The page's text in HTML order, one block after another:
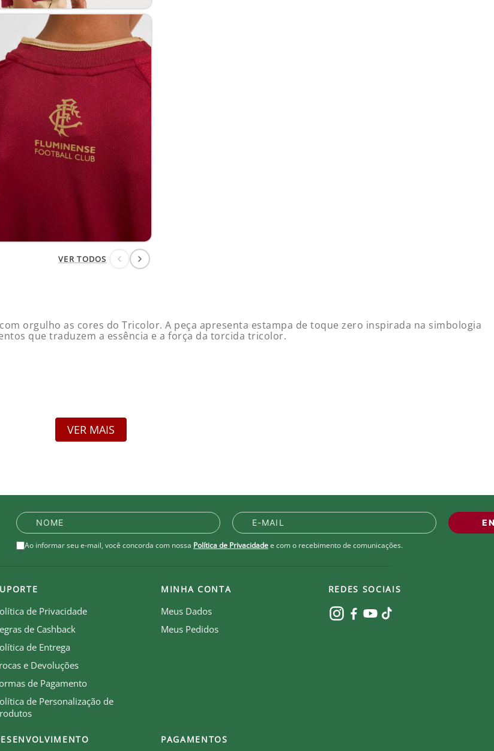
VER TODOS
orgulho as cores do Tricolor. A peça apresenta estampa de toque zero inspirada na simbologia
que traduzem a essência e a força da torcida tricolor.
royalties com a venda de cada produto.
VER MAIS
Ao informar seu e-mail, você concorda com nossa Política de Privacidadee com o recebimento de comunicações.
de Privacidade
de Cashback
de Entrega
e Devoluções
de Pagamento
de Personalização de
MINHA CONTA
Meus Dados
Meus Pedidos
REDES SOCIAIS
PAGAMENTOS